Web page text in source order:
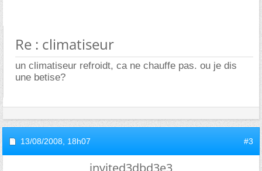
Re : climatiseur
un climatiseur refroidt, ca ne chauffe pas. ou je dis
une betise?
13/08/2008, 18h07 #3
invited3dbd3e3